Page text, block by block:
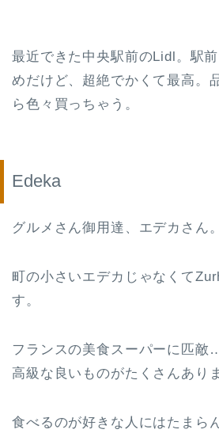
最近できた中央駅前のLidl。駅
めだけど、超絶でかくて最高。
ら色々買っちゃう。
Edeka
グルメさん御用達、エデカさん。
町の小さいエデカじゃなくて
す。
フランスの美食スーパーに匹敵
高級な良いものがたくさんあり
食べるのが好きな人にはたまら